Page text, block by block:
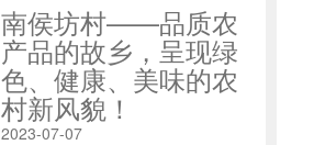
南侯坊村——品质农
产品的故乡，呈现绿
色、健康、美味的农
村新风貌！
2023-07-07